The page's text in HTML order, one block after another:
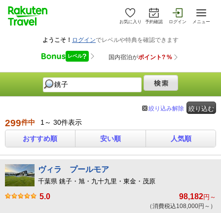
お気に入り 予約確認 ログイン メニュー
絞り込む
絞り込み解除
299件中 1～ 30件表示
おすすめ順 安い順 人気順
ヴィラ プールモア
千葉県 銚子・旭・九十九里・東金・茂原
5.0 98,182円～
（消費税込108,000円～）